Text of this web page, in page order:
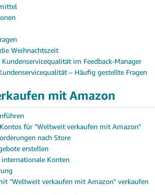
Weihnachtszeit
im Feedback-Manager
– Häufig gestellte Fragen
mit Amazon
für "Weltweit verkaufen mit Amazon"
nach Store
erstellen
Konten
"Weltweit verkaufen mit Amazon" verkaufen